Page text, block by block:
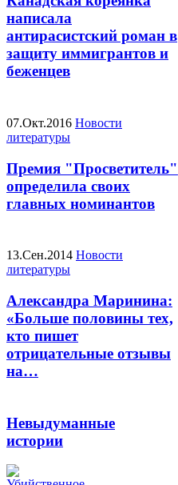
написала
антирасистский роман в
защиту иммигрантов и
беженцев
07.Окт.2016 Новости
литературы
Премия "Просветитель"
определила своих
главных номинантов
13.Сен.2014 Новости
литературы
Александра Маринина:
«Больше половины тех,
кто пишет
отрицательные отзывы
на…
Невыдуманные
истории